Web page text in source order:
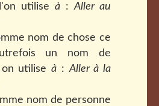
utilise à :Aller au
nom de chose ce
un nom de
utilise à :Aller à la
nom de personne